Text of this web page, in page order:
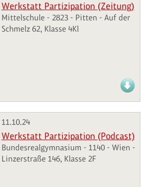
Werkstatt Partizipation (Zeitung)
Mittelschule - 2823 - Pitten - Auf der
Schmelz 62, Klasse 4Kl
11.10.24
Werkstatt Partizipation (Podcast)
Bundesrealgymnasium - 1140 - Wien -
Linzerstraße 146, Klasse 2F